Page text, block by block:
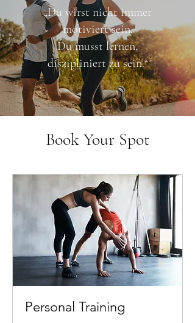
„Du wirst nicht immer
motiviert sein.
Du musst lernen,
diszipliniert zu sein.“
Book Your Spot
Personal Training